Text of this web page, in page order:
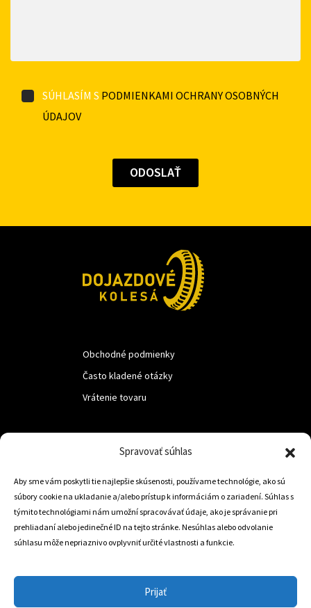
Spravovať súhlas
Aby sme vám poskytli tie najlepšie skúsenosti, používame technológie, ako sú
súbory cookie na ukladanie a/alebo prístup k informáciám o zariadení. Súhlas s
týmito technológiami nám umožní spracovávať údaje, ako je správanie pri
prehliadaní alebo jedinečné ID na tejto stránke. Nesúhlas alebo odvolanie
súhlasu môže nepriaznivo ovplyvniť určité vlastnosti a funkcie.
Prijať
SÚHLASÍM S PODMIENKAMI OCHRANY OSOBNÝCH
ÚDAJOV
Obchodné podmienky
Často kladené otázky
Vrátenie tovaru
Trstená 02801
+421 905 806 234